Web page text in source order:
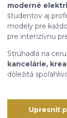
moderné
študentov aj
modely pre
pre intenzívnu
Strúhadlá na
kancelárie,
dôležitá
Upresniť